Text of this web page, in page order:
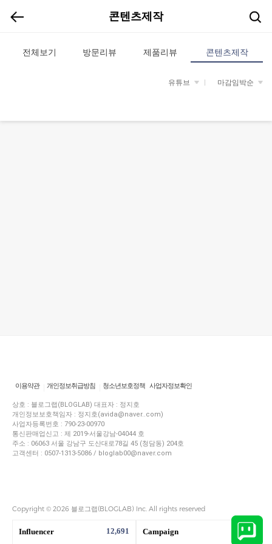
콘텐츠제작
전체보기 방문리뷰 제품리뷰 콘텐츠제작
유튜브 마감임박순
이용약관 개인정보취급방침 청소년보호정책 사업자정보확인
상호 : 블로그랩(BLOGLAB) 대표자 : 정지호
개인정보보호책임자 : 정지호(avida@naver..com)
사업자등록번호 : 790-23-00970
통신판매업신고 : 제 2019-서울강남-04044 호
주소 : 06063 서울 강남구 도산대로78길 45 (청담동) 204호
고객센터 : 0507-1313-5086 / bloglab00@naver.com
Copyright © 2026 블로그랩(BLOGLAB) Inc. All rights reserved
Influencer 12,691 Campaign 1,450